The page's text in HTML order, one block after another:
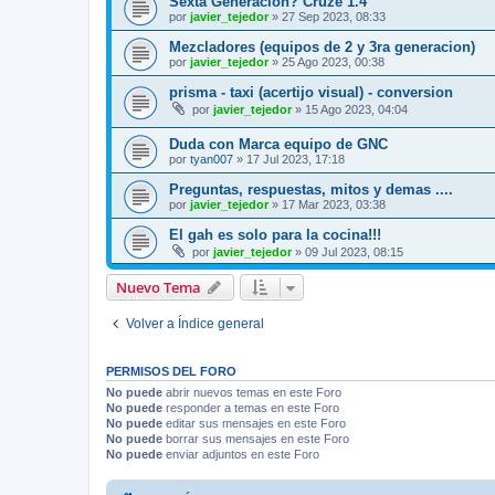
por javier_tejedor» 27 Sep 2023, 08:33
Mezcladores (equipos de 2 y 3ra generacion)
por javier_tejedor» 25 Ago 2023, 00:38
prisma - taxi (acertijo visual) - conversion
por javier_tejedor» 15 Ago 2023, 04:04
Duda con Marca equipo de GNC
por tyan007 » 17 Jul 2023, 17:18
Preguntas, respuestas, mitos y demas ....
por javier_tejedor» 17 Mar 2023, 03:38
El gah es solo para la cocina!!!
por javier_tejedor» 09 Jul 2023, 08:15
Nuevo Tema
Volver a Índice general
PERMISOS DEL FORO
No puede abrir nuevos temas en este Foro
No puede responder a temas en este Foro
No puede editar sus mensajes en este Foro
No puede borrar sus mensajes en este Foro
No puede enviar adjuntos en este Foro